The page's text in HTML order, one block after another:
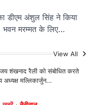
डीएम अंशुल सिंह ने किया
भवन मरम्मत के लिए…
View All
मल्लिकार्जुन…
ख़बरें नैनीताल
कार्यालय में धरने पर बैठे
8, 2026
बसें रोकने का आरोप, एसएसपी